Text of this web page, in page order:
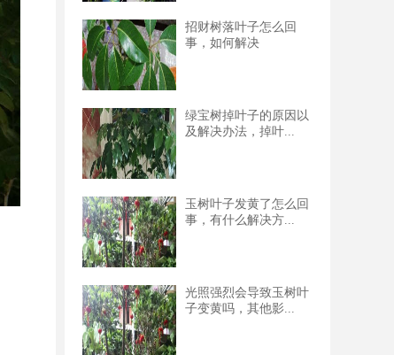
招财树落叶子怎么回
事，如何解决
绿宝树掉叶子的原因以
及解决办法，掉叶...
玉树叶子发黄了怎么回
事，有什么解决方...
光照强烈会导致玉树叶
子变黄吗，其他影...